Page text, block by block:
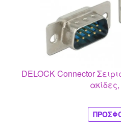
DELOCK Connector